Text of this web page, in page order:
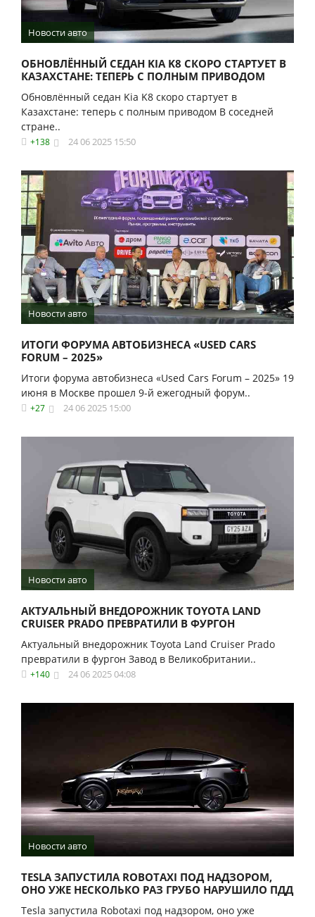
Новости авто
ОБНОВЛЁННЫЙ СЕДАН KIA K8 СКОРО СТАРТУЕТ В
КАЗАХСТАНЕ: ТЕПЕРЬ С ПОЛНЫМ ПРИВОДОМ
Обновлённый седан Kia K8 скоро стартует в
Казахстане: теперь с полным приводом В соседней
стране..
+138 24 06 2025 15:50
Новости авто
ИТОГИ ФОРУМА АВТОБИЗНЕСА «USED CARS
FORUM – 2025»
Итоги форума автобизнеса «Used Cars Forum – 2025» 19
июня в Москве прошел 9-й ежегодный форум..
+27 24 06 2025 15:00
Новости авто
АКТУАЛЬНЫЙ ВНЕДОРОЖНИК TOYOTA LAND
CRUISER PRADO ПРЕВРАТИЛИ В ФУРГОН
Актуальный внедорожник Toyota Land Cruiser Prado
превратили в фургон Завод в Великобритании..
+140 24 06 2025 04:08
Новости авто
TESLA ЗАПУСТИЛА ROBOTAXI ПОД НАДЗОРОМ,
ОНО УЖЕ НЕСКОЛЬКО РАЗ ГРУБО НАРУШИЛО ПДД
Tesla запустила Robotaxi под надзором, оно уже